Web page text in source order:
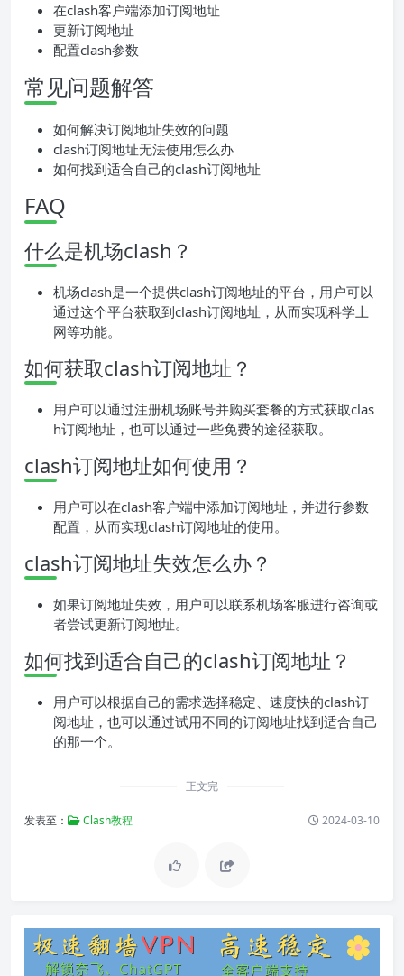
在clash客户端添加订阅地址
更新订阅地址
配置clash参数
常见问题解答
如何解决订阅地址失效的问题
clash订阅地址无法使用怎么办
如何找到适合自己的clash订阅地址
FAQ
什么是机场clash？
机场clash是一个提供clash订阅地址的平台，用户可以
通过这个平台获取到clash订阅地址，从而实现科学上
网等功能。
如何获取clash订阅地址？
用户可以通过注册机场账号并购买套餐的方式获取clas
h订阅地址，也可以通过一些免费的途径获取。
clash订阅地址如何使用？
用户可以在clash客户端中添加订阅地址，并进行参数
配置，从而实现clash订阅地址的使用。
clash订阅地址失效怎么办？
如果订阅地址失效，用户可以联系机场客服进行咨询或
者尝试更新订阅地址。
如何找到适合自己的clash订阅地址？
用户可以根据自己的需求选择稳定、速度快的clash订
阅地址，也可以通过试用不同的订阅地址找到适合自己
的那一个。
正文完
发表至： Clash教程 2024-03-10